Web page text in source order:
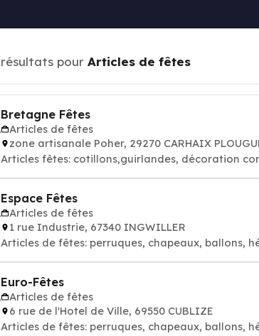
résultats pour Articles de fêtes
Bretagne Fêtes
Articles de fêtes
zone artisanale Poher, 29270 CARHAIX
Articles fêtes: cotillons,guirlandes, décoration
Espace Fêtes
Articles de fêtes
1 rue Industrie, 67340 INGWILLER
Articles de fêtes: perruques, chapeaux, ballons,
Euro-Fêtes
Articles de fêtes
6 rue de l'Hotel de Ville, 69550 CUBLIZE
Articles de fêtes: perruques, chapeaux, ballons,